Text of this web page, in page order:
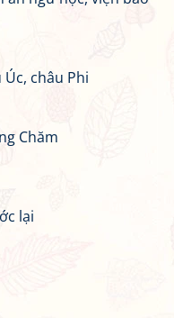
châu Phi
Chăm
lại